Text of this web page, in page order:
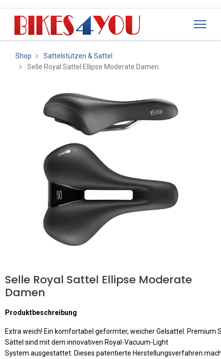
Shop
Sattelstützen & Sattel
Selle Royal Sattel Ellipse Moderate Damen
Selle Royal Sattel Ellipse Moderate
Damen
Produktbeschreibung
Extra weich! Ein komfortabel geformter, weicher Gelsattel. Premium
Sättel sind mit dem innovativen Royal-Vacuum-Light
System ausgestattet. Dieses patentierte Herstellungsverfahren